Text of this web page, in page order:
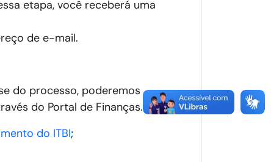
etapa, você receberá uma
de e-mail.
do processo, poderemos
do Portal de Finanças.
do ITBI;